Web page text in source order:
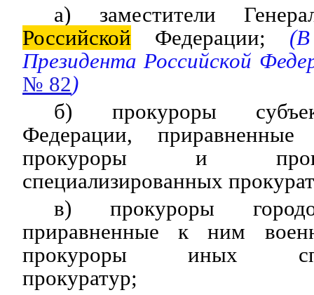
а) заместители
Российской Федерации; (В
Президента Российской
№ 82)
б) прокуроры
Федерации,
прокуроры и
специализированных
в) прокуроры
приравненные к ним
прокуроры иных
прокуратур;